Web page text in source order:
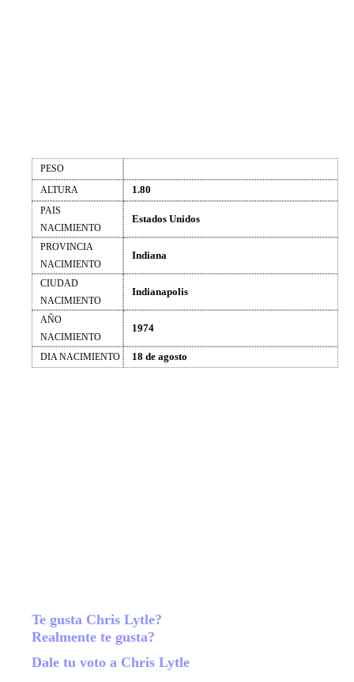
PESO
ALTURA
1.80
PAIS
NACIMIENTO
Estados Unidos
PROVINCIA
NACIMIENTO
Indiana
CIUDAD
NACIMIENTO
Indianapolis
AÑO
NACIMIENTO
1974
DIA NACIMIENTO 18 de agosto
Te gusta Chris Lytle?
Realmente te gusta?
Dale tu voto a Chris Lytle